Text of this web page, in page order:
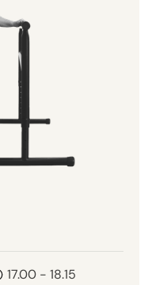
17.00 - 18.15